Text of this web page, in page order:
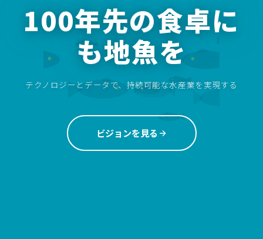
100年先の食卓に
も地魚を
テクノロジーとデータで、持続可能な水産業を実現する
ビジョンを見る